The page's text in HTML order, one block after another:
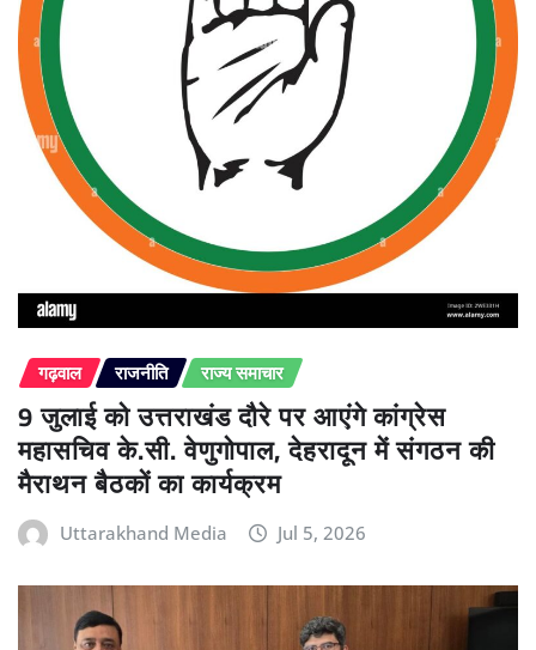
गढ़वाल राजनीति राज्य समाचार
9 जुलाई को उत्तराखंड दौरे पर आएंगे कांग्रेस
महासचिव के.सी. वेणुगोपाल, देहरादून में संगठन की
मैराथन बैठकों का कार्यक्रम
Uttarakhand Media Jul 5, 2026